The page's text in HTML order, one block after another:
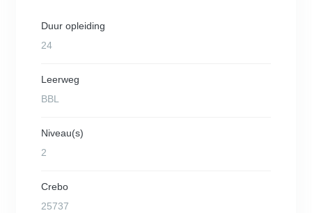
Duur opleiding
24
Leerweg
BBL
Niveau(s)
2
Crebo
25737